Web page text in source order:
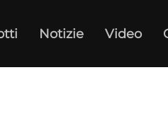
Notizie Video